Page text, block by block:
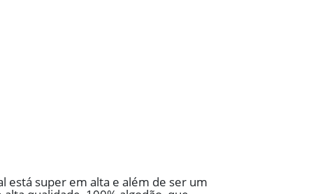
está super em alta e além de ser um